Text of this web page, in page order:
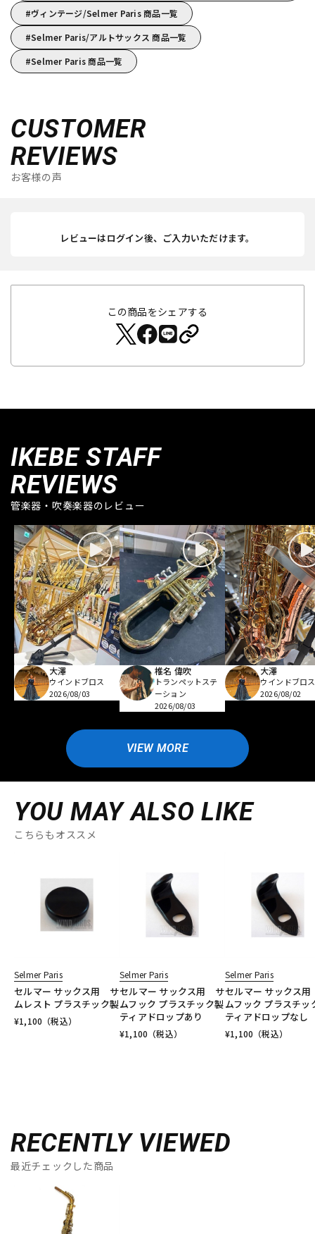
ヴィンテージ/Selmer Paris 商品一覧
Selmer Paris/アルトサックス 商品一覧
Selmer Paris 商品一覧
CUSTOMER
REVIEWS
お客様の声
レビューはログイン後、ご入力いただけます。
この商品をシェアする
IKEBE STAFF
REVIEWS
管楽器・吹奏楽器のレビュー
大澤
ウインドブロス
2026/08/03
椎名 偉吹
トランペットステ
ーション
2026/08/03
大澤
ウインドブロス
2026/08/02
VIEW MORE
YOU MAY ALSO LIKE
こちらもオススメ
Selmer Paris
セルマー サックス用 サ
ムレスト プラスチック製
¥1,100 （税込）
Selmer Paris
セルマー サックス用 サ
ムフック プラスチック製
ティアドロップあり
¥1,100 （税込）
Selmer Paris
セルマー サックス
ムフック プラスチッ
ティアドロップなし
¥1,100 （税込）
RECENTLY VIEWED
最近チェックした商品